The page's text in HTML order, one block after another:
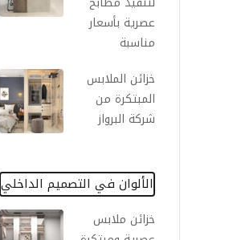
عصرية بأسعار
مناسبة
خزائن الملابس
المبتكرة من
شركة البرواز
الألوان في التصميم الداخلي
خزائن ملابس